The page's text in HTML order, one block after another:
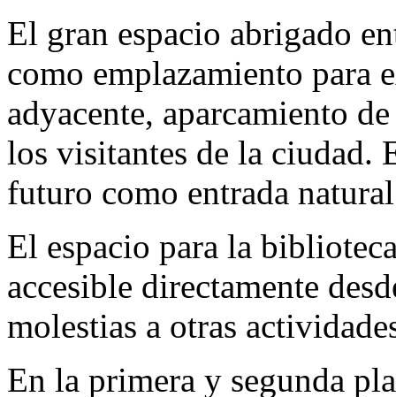
El gran espacio abrigado
como emplazamiento para
adyacente, aparcamiento
los visitantes de la ciudad.
futuro como entrada
El espacio para la
accesible directamente
molestias a otras
En la primera y segunda